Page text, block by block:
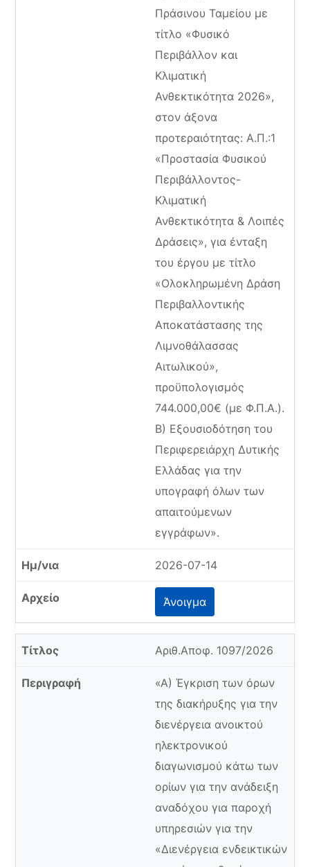
Πράσινου Ταμείου με
τίτλο «Φυσικό
Περιβάλλον και
Κλιματική
Ανθεκτικότητα 2026»,
στον άξονα
προτεραιότητας: Α.Π.:1
«Προστασία Φυσικού
Περιβάλλοντος-
Κλιματική
Ανθεκτικότητα & Λοιπές
Δράσεις», για ένταξη
του έργου με τίτλο
«Ολοκληρωμένη Δράση
Περιβαλλοντικής
Αποκατάστασης της
Λιμνοθάλασσας
Αιτωλικού»,
προϋπολογισμός
744.000,00€ (με Φ.Π.Α.).
Β) Εξουσιοδότηση του
Περιφερειάρχη Δυτικής
Ελλάδας για την
υπογραφή όλων των
απαιτούμενων
εγγράφων».
2026-07-14
Άνοιγμα
Αριθ.Αποφ. 1097/2026
«Α) Έγκριση των όρων
της διακήρυξης για την
διενέργεια ανοικτού
ηλεκτρονικού
διαγωνισμού κάτω των
ορίων για την ανάδειξη
αναδόχου για παροχή
υπηρεσιών για την
«Διενέργεια ενδεικτικών